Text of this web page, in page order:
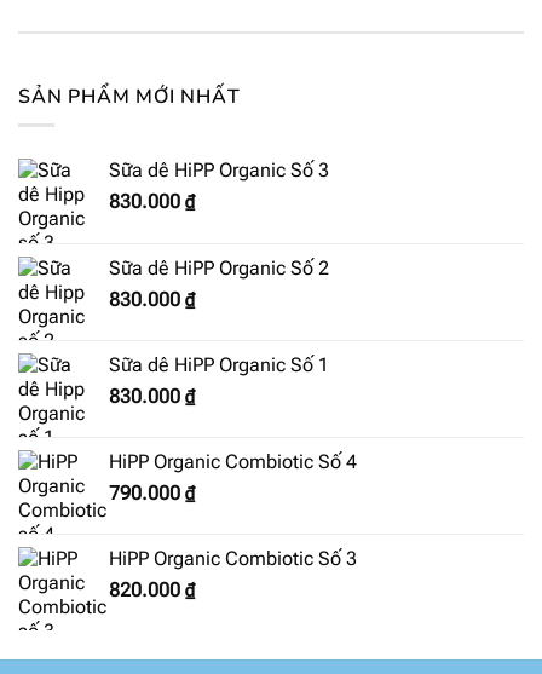
SẢN PHẨM MỚI NHẤT
Sữa dê HiPP Organic Số 3
830.000 ₫
Sữa dê HiPP Organic Số 2
830.000 ₫
Sữa dê HiPP Organic Số 1
830.000 ₫
HiPP Organic Combiotic Số 4
790.000 ₫
HiPP Organic Combiotic Số 3
820.000 ₫